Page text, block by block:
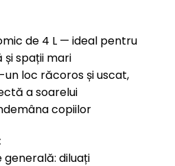
de 4 L — ideal pentru
spații mari
loc răcoros și uscat,
a soarelui
copiilor
diluați